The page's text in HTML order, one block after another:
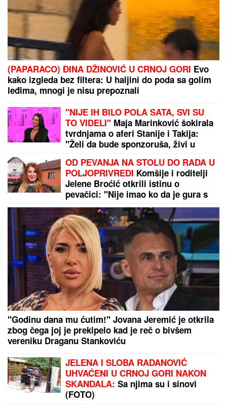
(PAPARACO) ĐINA DŽINOVIĆ U CRNOJ GORI Evo
kako izgleda bez filtera: U haljini do poda sa golim
leđima, mnogi je nisu prepoznali
"NIJE IH BILO POLA SATA, SVI SU
TO VIDELI" Maja Marinković šokirala
tvrdnjama o aferi Stanije i Takija:
"Želi da bude sponzoruša, živi u
OD PEVANJA NA STOLU DO RADA U
POLJOPRIVREDI Komšije i roditelji
Jelene Broćić otkrili istinu o
pevačici: "Nije imao ko da je gura s
parama, sve je sama postigla"
"Godinu dana mu ćutim!" Jovana Jeremić je otkrila
zbog čega joj je prekipelo kad je reč o bivšem
vereniku Draganu Stankoviću
JELENA I SLOBA RADANOVIĆ
UHVAĆENI U CRNOJ GORI NAKON
SKANDALA: Sa njima su i sinovi
(FOTO)